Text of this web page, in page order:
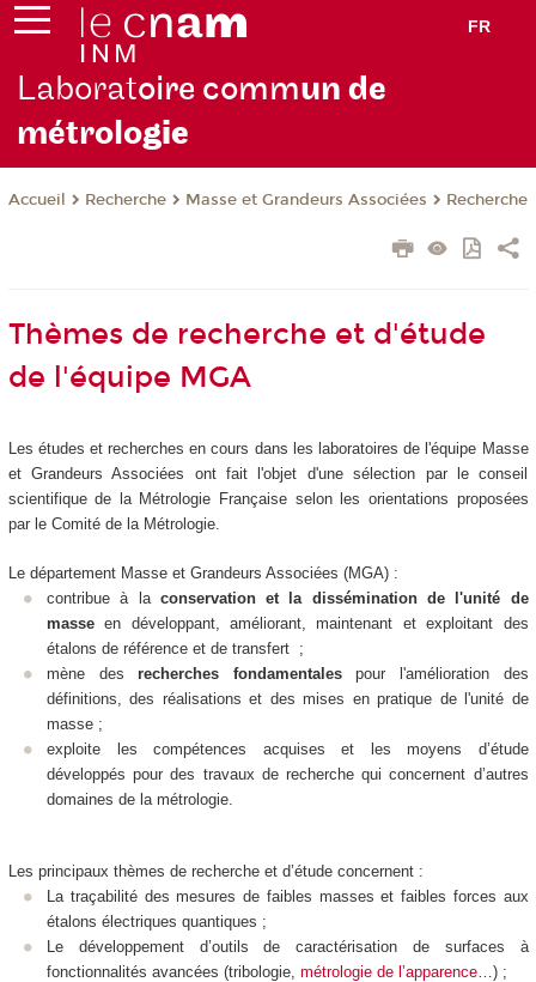
FR
Laboratoire commun de
métrologie
Accueil Recherche Masse et Grandeurs Associées Recherche
Thèmes de recherche et d'étude
de l'équipe MGA
Les études et recherches en cours dans les laboratoires de l'équipe Masse
et Grandeurs Associées ont fait l'objet d'une sélection par le conseil
scientifique de la Métrologie Française selon les orientations proposées
par le Comité de la Métrologie.
Le département Masse et Grandeurs Associées (MGA) :
contribue à la conservation et la dissémination de l'unité de
masse en développant, améliorant, maintenant et exploitant des
étalons de référence et de transfert ;
mène desrecherches fondamentalespour l'amélioration des
définitions, des réalisations et des mises en pratique de l'unité de
masse ;
exploite les compétences acquises et les moyens d’étude
développés pour des travaux de recherche qui concernent d’autres
domaines de la métrologie.
Les principaux thèmes de recherche et d’étude concernent :
La traçabilité des mesures de faibles masses et faibles forces aux
étalons électriques quantiques ;
Le développement d’outils de caractérisation de surfaces à
fonctionnalités avancées (tribologie, métrologie de l’apparence …) ;